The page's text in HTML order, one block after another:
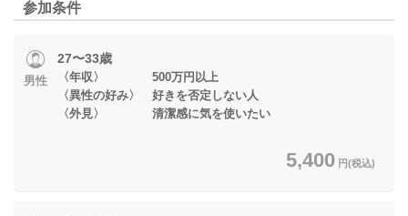
参加条件
男性
27〜33歳
〈年収〉 500万円以上
〈異性の好み〉 好きを否定しない人
〈外見〉 清潔感に気を使いたい
5,400 円(税込)